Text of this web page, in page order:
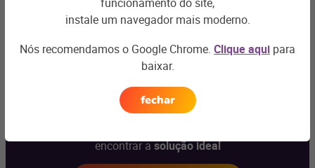
Ficou com
alguma dúvida?
encontrar asolução ideal
instale um navegador mais moderno.
Nós recomendamos o Google Chrome. Clique aqui para
baixar.
fechar